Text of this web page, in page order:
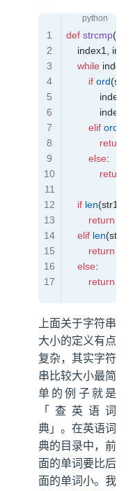
def strcmp(
index1,
    while
        if
ord
            index1
            index2
        elif
ord
            return
        else
:
            return
    if
len(str1)
        return
    elif
len(str1)
        return
    else
:
        return
上面关于字符串
大小的定义有点
复杂，其实字符
串比较大小最简
单的例子就是
「查英语词
典」。在英语词
典的目录中，前
面的单词要比后
面的单词小。我